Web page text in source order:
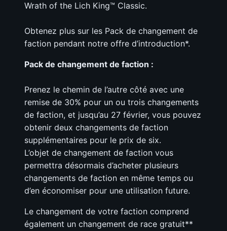
Wrath of the Lich King™ Classic.
Obtenez plus sur les Pack de changement de
faction pendant notre offre d’introduction*.
Pack de changement de faction :
Prenez le chemin de l’autre côté avec une
remise de 30% pour un ou trois changements
de faction, et jusqu’au 27 février, vous pouvez
obtenir deux changements de faction
supplémentaires pour le prix de six.
L’objet de changement de faction vous
permettra désormais d’acheter plusieurs
changements de faction en même temps ou
d’en économiser pour une utilisation future.
Le changement de votre faction comprend
également un changement de race gratuit**